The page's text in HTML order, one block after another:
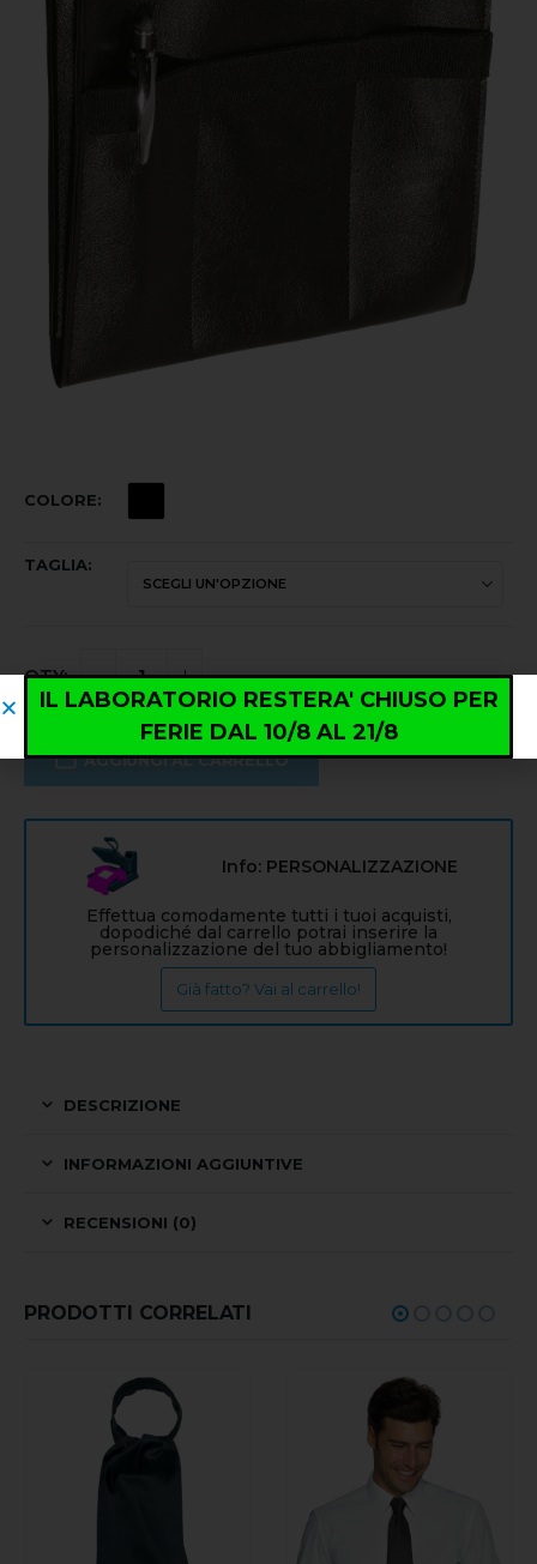
COLORE
TAGLIA
AGGIUNGI AL CARRELLO
Info: PERSONALIZZAZIONE
Effettua comodamente tutti i tuoi acquisti,
dopodiché dal carrello potrai inserire la
personalizzazione del tuo abbigliamento!
Già fatto? Vai al carrello!
DESCRIZIONE
INFORMAZIONI AGGIUNTIVE
RECENSIONI (0)
PRODOTTI CORRELATI
IL LABORATORIO RESTERA' CHIUSO PER
FERIE DAL 10/8 AL 21/8